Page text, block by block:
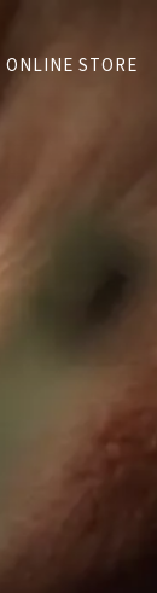
ONLINE STORE